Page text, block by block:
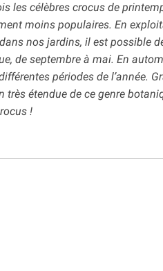
les célèbres crocus de
moins populaires. En
nos jardins, il est possible
de septembre à mai. En
périodes de l’année.
étendue de ce genre
!